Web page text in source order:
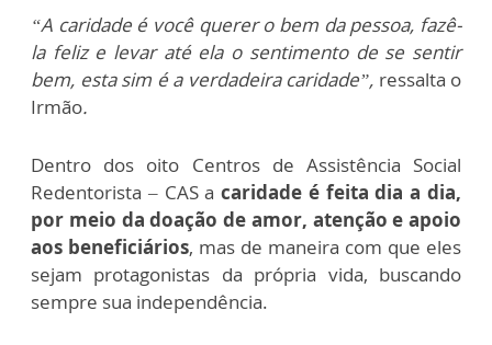
“A caridade é você querer o bem da pessoa, fazê-
la feliz e levar até ela o sentimento de se sentir
bem, esta sim é a verdadeira caridade”, ressalta o
Irmão.
Dentro dos oito Centros de Assistência Social
Redentorista – CAS acaridade é feita dia a dia,
por meio da doação de amor, atenção e apoio
aos beneficiários, mas de maneira com que eles
sejam protagonistas da própria vida, buscando
sempre sua independência.